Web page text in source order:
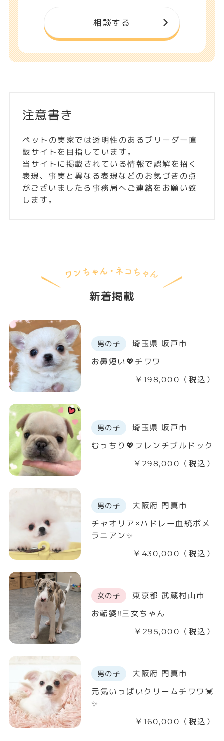
注意書き
ペットの実家では透明性のあるブリーダー直
販サイトを目指しています。
当サイトに掲載されている情報で誤解を招く
表現、事実と異なる表現などのお気づきの点
がございましたら事務局へご連絡をお願い致
します。
新着掲載
男の子 埼玉県 坂戸市
お鼻短い💖チワワ
￥198,000（税込）
男の子 埼玉県 坂戸市
むっちり💖フレンチブルドック
￥298,000（税込）
男の子 大阪府 門真市
チャオリア×ハドレー血統ポメ
ラニアン✨
￥430,000（税込）
女の子 東京都 武蔵村山市
お転婆!!三女ちゃん
￥295,000（税込）
男の子 大阪府 門真市
元気いっぱいクリームチワワ💓
✨
￥160,000（税込）